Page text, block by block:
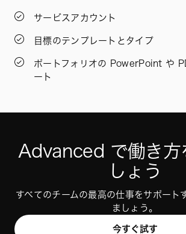
サービスアカウント
目標のテンプレートとタイプ
ポートフォリオの PowerPoint や
ート
Advanced で働き方
しょう
すべてのチームの最高の仕事をサポート
ましょう。
今すぐ試す